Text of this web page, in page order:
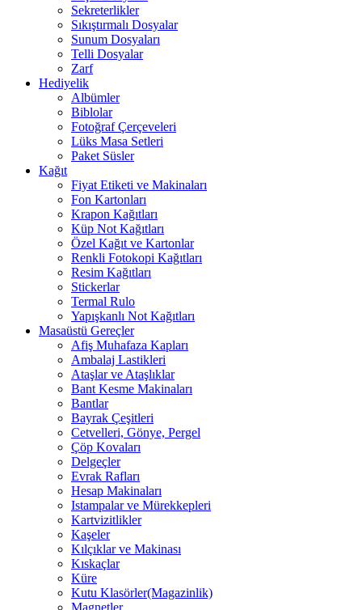
Sekreterlikler
Sıkıştırmalı Dosyalar
Sunum Dosyaları
Telli Dosyalar
Zarf
Hediyelik
Albümler
Biblolar
Fotoğraf Çerçeveleri
Lüks Masa Setleri
Paket Süsler
Kağıt
Fiyat Etiketi ve Makinaları
Fon Kartonları
Krapon Kağıtları
Küp Not Kağıtları
Özel Kağıt ve Kartonlar
Renkli Fotokopi Kağıtları
Resim Kağıtları
Stickerlar
Termal Rulo
Yapışkanlı Not Kağıtları
Masaüstü Gereçler
Afiş Muhafaza Kapları
Ambalaj Lastikleri
Ataşlar ve Ataşlıklar
Bant Kesme Makinaları
Bantlar
Bayrak Çeşitleri
Cetvelleri, Gönye, Pergel
Çöp Kovaları
Delgeçler
Evrak Rafları
Hesap Makinaları
Istampalar ve Mürekkepleri
Kartvizitlikler
Kaşeler
Kılçıklar ve Makinası
Kıskaçlar
Küre
Kutu Klasörler(Magazinlik)
Magnetler